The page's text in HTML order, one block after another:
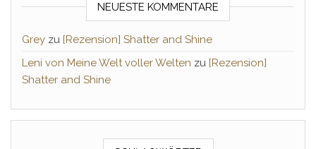
NEUESTE KOMMENTARE
Grey zu [Rezension] Shatter and Shine
Leni von Meine Welt voller Welten zu [Rezension]
Shatter and Shine